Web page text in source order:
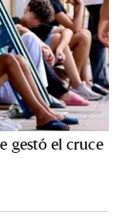
gestó el cruce